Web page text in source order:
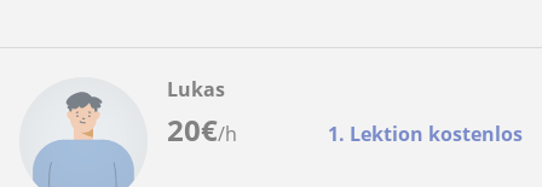
20€/h 1. Lektion kostenlos
Lukas